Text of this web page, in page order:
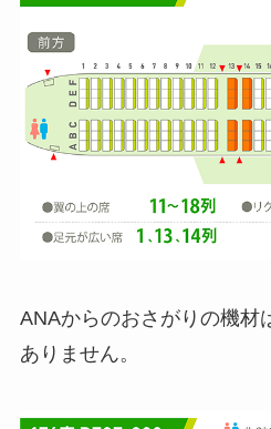
ANAからのおさがりの機材
ありません。